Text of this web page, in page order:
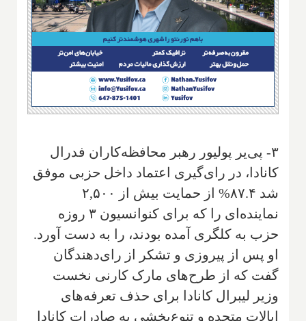
۳- پی‌یر پولیور رهبر محافظه‌کاران فدرال
کانادا، در رای‌گیری اعتماد داخل حزبی موفق
شد ۸۷.۴% از حمایت بیش از ۲,۵۰۰
نماینده‌ای را که برای کنوانسیون ۳ روزه
حزب به کلگری آمده بودند، را به دست آورد.
او پس از پیروزی و تشکر از رای‌دهندگان
گفت که از طرح‌های مارک کارنی نخست
وزیر لیبرال کانادا برای حذف تعرفه‌های
ایالات متحده و تنوع‌بخشی به صادرات کانادا